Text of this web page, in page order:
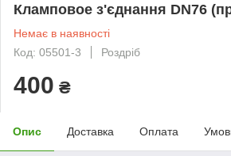
Кламповое з'єднання DN76
Немає в наявності
Код: 05501-3
Роздріб
400 ₴
Опис Доставка Оплата